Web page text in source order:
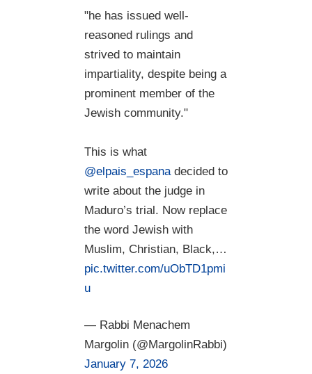
"he has issued well-
reasoned rulings and
strived to maintain
impartiality, despite being a
prominent member of the
Jewish community."
This is what
@elpais_espanadecided to
write about the judge in
Maduro’s trial. Now replace
the word Jewish with
Muslim, Christian, Black,…
pic.twitter.com/uObTD1pmi
u
— Rabbi Menachem
Margolin (@MargolinRabbi)
January 7, 2026